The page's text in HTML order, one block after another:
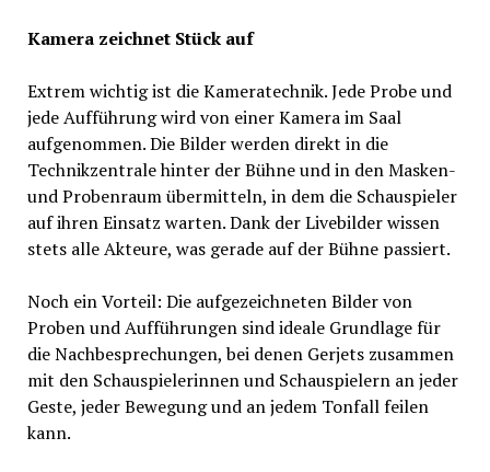
Kamera zeichnet Stück auf
Extrem wichtig ist die Kameratechnik. Jede Probe und
jede Aufführung wird von einer Kamera im Saal
aufgenommen. Die Bilder werden direkt in die
Technikzentrale hinter der Bühne und in den Masken-
und Probenraum übermitteln, in dem die Schauspieler
auf ihren Einsatz warten. Dank der Livebilder wissen
stets alle Akteure, was gerade auf der Bühne passiert.
Noch ein Vorteil: Die aufgezeichneten Bilder von
Proben und Aufführungen sind ideale Grundlage für
die Nachbesprechungen, bei denen Gerjets zusammen
mit den Schauspielerinnen und Schauspielern an jeder
Geste, jeder Bewegung und an jedem Tonfall feilen
kann.